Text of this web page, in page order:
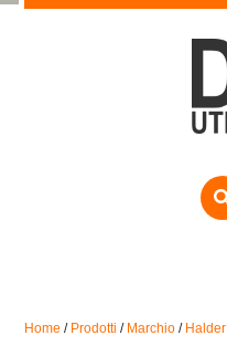
Home / Prodotti / Marchio / Halder